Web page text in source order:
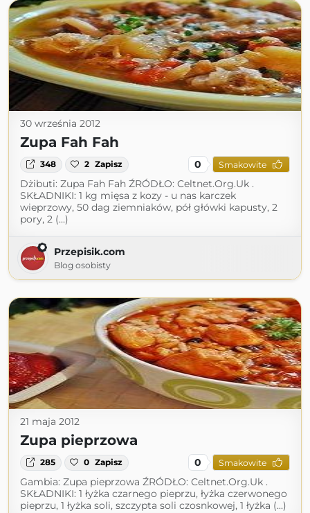
30 września 2012
Zupa Fah Fah
348 2 Zapisz 0 Smakowite
Dżibuti: Zupa Fah Fah ŹRÓDŁO: Celtnet.Org.Uk .
SKŁADNIKI: 1 kg mięsa z kozy - u nas karczek
wieprzowy, 50 dag ziemniaków, pół główki kapusty, 2
pory, 2 (...)
Przepisik.com
Blog osobisty
21 maja 2012
Zupa pieprzowa
285 0 Zapisz 0 Smakowite
Gambia: Zupa pieprzowa ŹRÓDŁO: Celtnet.Org.Uk .
SKŁADNIKI: 1 łyżka czarnego pieprzu, łyżka czerwonego
pieprzu, 1 łyżka soli, szczypta soli czosnkowej, 1 łyżka (...)